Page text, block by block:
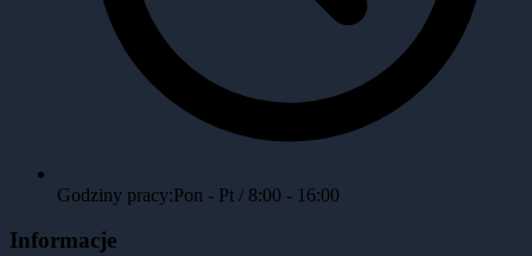
Godziny pracy:Pon - Pt / 8:00 - 16:00
Informacje